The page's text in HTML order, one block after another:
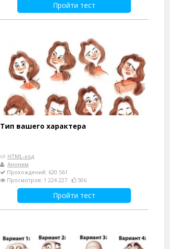
Пройти тест
Тип вашего характера
HTML-код
Аноним
Прохождений: 620 561
Просмотров: 1 224 227
506
Пройти тест